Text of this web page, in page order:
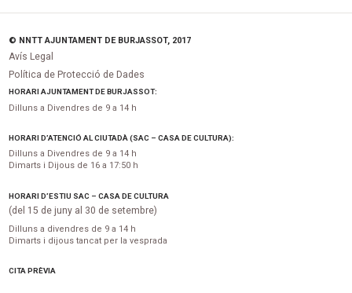
© NNTT AJUNTAMENT DE BURJASSOT, 2017
Avís Legal
Política de Protecció de Dades
HORARI AJUNTAMENT DE BURJASSOT:
Dilluns a Divendres de 9 a 14 h
HORARI D’ATENCIÓ AL CIUTADÀ (SAC – CASA DE CULTURA):
Dilluns a Divendres de 9 a 14 h
Dimarts i Dijous de 16 a 17:50 h
HORARI D’ESTIU SAC – CASA DE CULTURA
(del 15 de juny al 30 de setembre)
Dilluns a divendres de 9 a 14 h
Dimarts i dijous tancat per la vesprada
CITA PRÈVIA